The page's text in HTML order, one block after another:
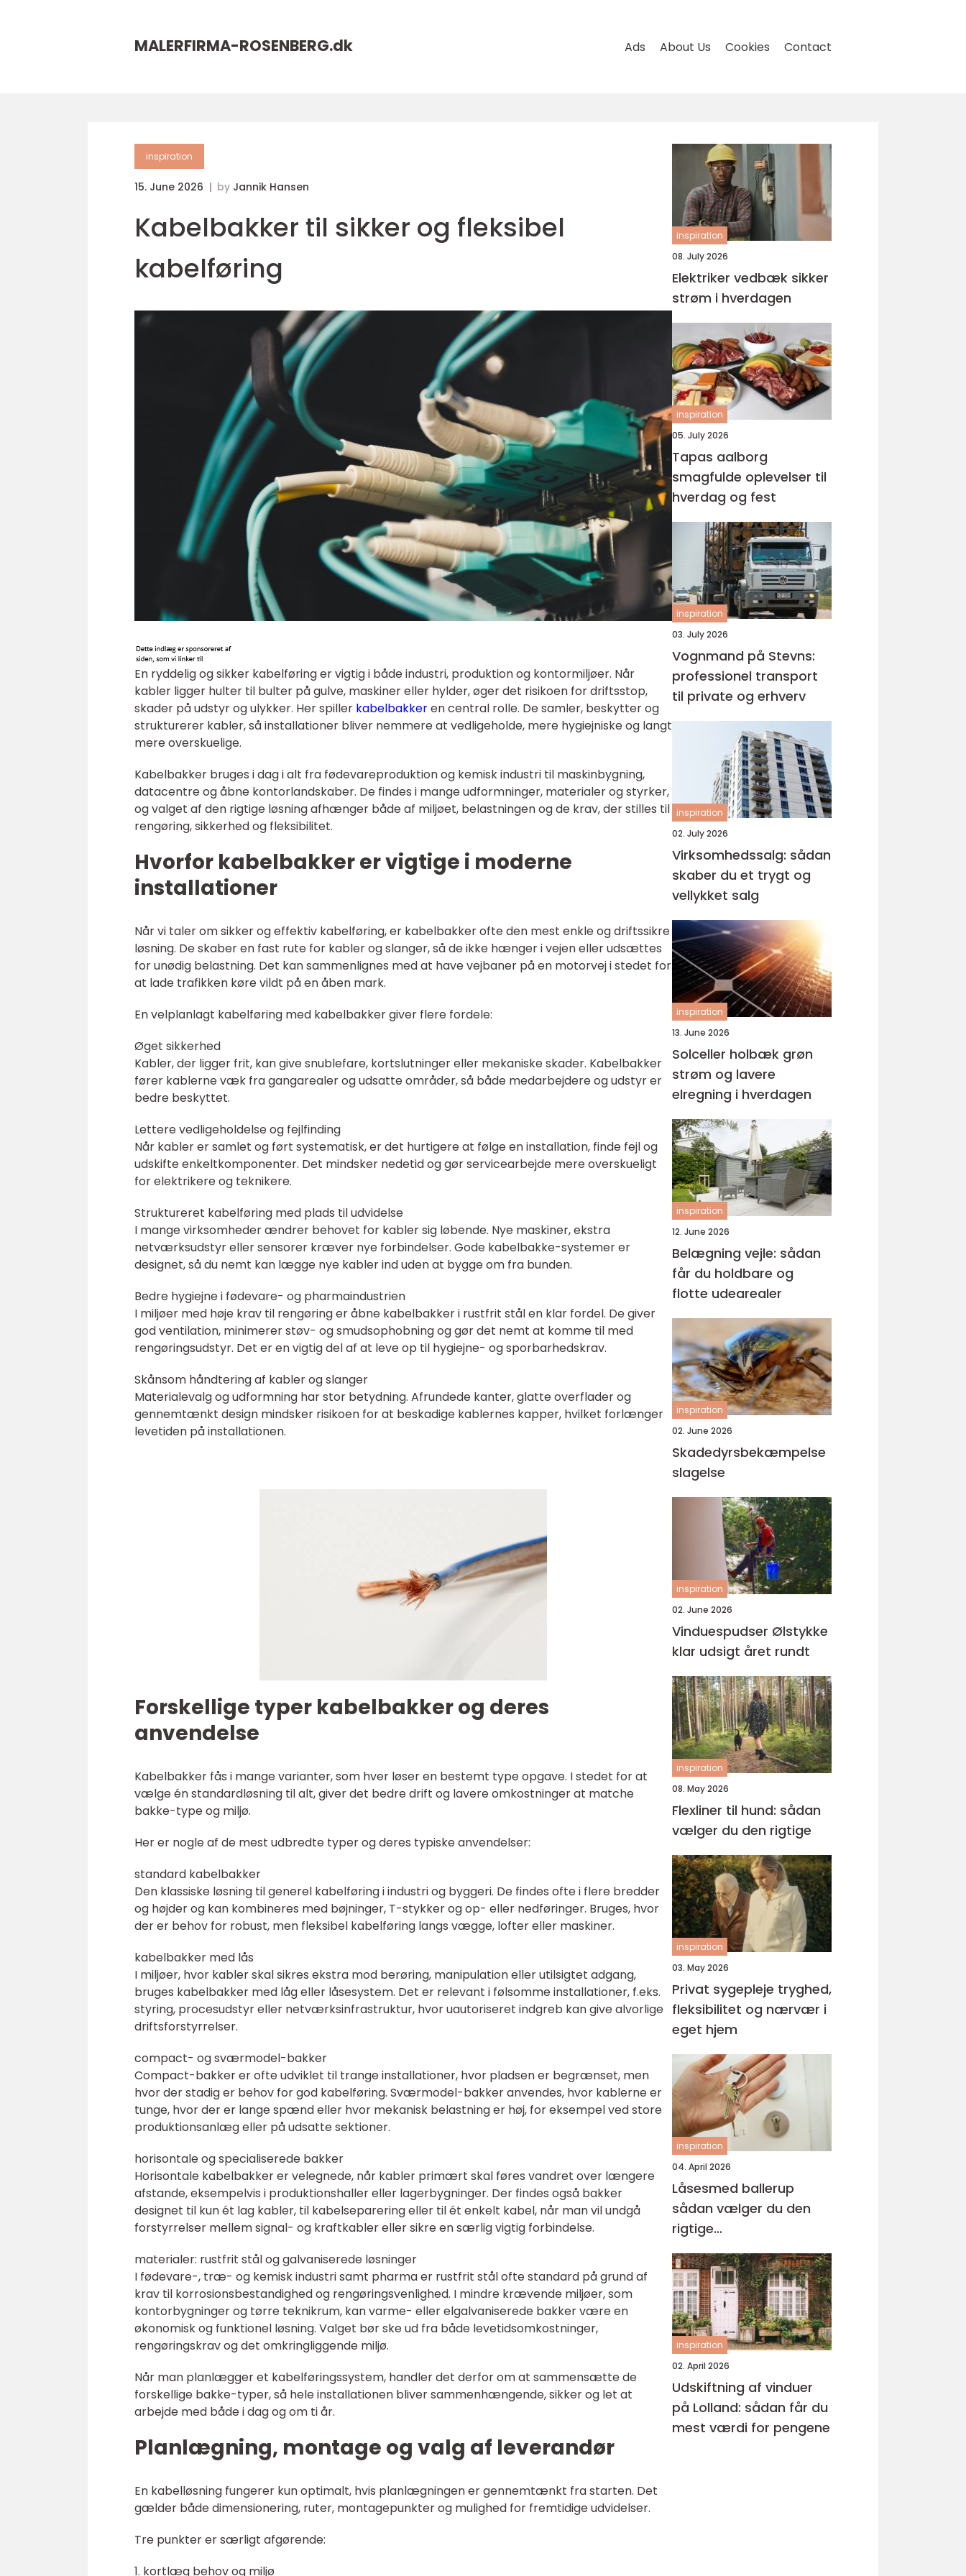
MALERFIRMA-ROSENBERG.dk Ads About Us Cookies Contact
inspiration
15. June 2026 by Jannik Hansen
Kabelbakker til sikker og fleksibel
kabelføring
En ryddelig og sikker kabelføring er vigtig i både industri, produktion og kontormiljøer. Når
kabler ligger hulter til bulter på gulve, maskiner eller hylder, øger det risikoen for driftsstop,
skader på udstyr og ulykker. Her spiller kabelbakkeren central rolle. De samler, beskytter og
strukturerer kabler, så installationer bliver nemmere at vedligeholde, mere hygiejniske og langt
mere overskuelige.
Kabelbakker bruges i dag i alt fra fødevareproduktion og kemisk industri til maskinbygning,
datacentre og åbne kontorlandskaber. De findes i mange udformninger, materialer og styrker,
og valget af den rigtige løsning afhænger både af miljøet, belastningen og de krav, der stilles til
rengøring, sikkerhed og fleksibilitet.
Hvorfor kabelbakker er vigtige i moderne
installationer
Når vi taler om sikker og effektiv kabelføring, er kabelbakker ofte den mest enkle og driftssikre
løsning. De skaber en fast rute for kabler og slanger, så de ikke hænger i vejen eller udsættes
for unødig belastning. Det kan sammenlignes med at have vejbaner på en motorvej i stedet for
at lade trafikken køre vildt på en åben mark.
En velplanlagt kabelføring med kabelbakker giver flere fordele:
Øget sikkerhed
Kabler, der ligger frit, kan give snublefare, kortslutninger eller mekaniske skader. Kabelbakker
fører kablerne væk fra gangarealer og udsatte områder, så både medarbejdere og udstyr er
bedre beskyttet.
Lettere vedligeholdelse og fejlfinding
Når kabler er samlet og ført systematisk, er det hurtigere at følge en installation, finde fejl og
udskifte enkeltkomponenter. Det mindsker nedetid og gør servicearbejde mere overskueligt
for elektrikere og teknikere.
Struktureret kabelføring med plads til udvidelse
I mange virksomheder ændrer behovet for kabler sig løbende. Nye maskiner, ekstra
netværksudstyr eller sensorer kræver nye forbindelser. Gode kabelbakke-systemer er
designet, så du nemt kan lægge nye kabler ind uden at bygge om fra bunden.
Bedre hygiejne i fødevare- og pharmaindustrien
I miljøer med høje krav til rengøring er åbne kabelbakker i rustfrit stål en klar fordel. De giver
god ventilation, minimerer støv- og smudsophobning og gør det nemt at komme til med
rengøringsudstyr. Det er en vigtig del af at leve op til hygiejne- og sporbarhedskrav.
Skånsom håndtering af kabler og slanger
Materialevalg og udformning har stor betydning. Afrundede kanter, glatte overflader og
gennemtænkt design mindsker risikoen for at beskadige kablernes kapper, hvilket forlænger
levetiden på installationen.
Forskellige typer kabelbakker og deres
anvendelse
Kabelbakker fås i mange varianter, som hver løser en bestemt type opgave. I stedet for at
vælge én standardløsning til alt, giver det bedre drift og lavere omkostninger at matche
bakke-type og miljø.
Her er nogle af de mest udbredte typer og deres typiske anvendelser:
standard kabelbakker
Den klassiske løsning til generel kabelføring i industri og byggeri. De findes ofte i flere bredder
og højder og kan kombineres med bøjninger, T-stykker og op- eller nedføringer. Bruges, hvor
der er behov for robust, men fleksibel kabelføring langs vægge, lofter eller maskiner.
kabelbakker med lås
I miljøer, hvor kabler skal sikres ekstra mod berøring, manipulation eller utilsigtet adgang,
bruges kabelbakker med låg eller låsesystem. Det er relevant i følsomme installationer, f.eks.
styring, procesudstyr eller netværksinfrastruktur, hvor uautoriseret indgreb kan give alvorlige
driftsforstyrrelser.
compact- og sværmodel-bakker
Compact-bakker er ofte udviklet til trange installationer, hvor pladsen er begrænset, men
hvor der stadig er behov for god kabelføring. Sværmodel-bakker anvendes, hvor kablerne er
tunge, hvor der er lange spænd eller hvor mekanisk belastning er høj, for eksempel ved store
produktionsanlæg eller på udsatte sektioner.
horisontale og specialiserede bakker
Horisontale kabelbakker er velegnede, når kabler primært skal føres vandret over længere
afstande, eksempelvis i produktionshaller eller lagerbygninger. Der findes også bakker
designet til kun ét lag kabler, til kabelseparering eller til ét enkelt kabel, når man vil undgå
forstyrrelser mellem signal- og kraftkabler eller sikre en særlig vigtig forbindelse.
materialer: rustfrit stål og galvaniserede løsninger
I fødevare-, træ- og kemisk industri samt pharma er rustfrit stål ofte standard på grund af
krav til korrosionsbestandighed og rengøringsvenlighed. I mindre krævende miljøer, som
kontorbygninger og tørre teknikrum, kan varme- eller elgalvaniserede bakker være en
økonomisk og funktionel løsning. Valget bør ske ud fra både levetidsomkostninger,
rengøringskrav og det omkringliggende miljø.
Når man planlægger et kabelføringssystem, handler det derfor om at sammensætte de
forskellige bakke-typer, så hele installationen bliver sammenhængende, sikker og let at
arbejde med både i dag og om ti år.
Planlægning, montage og valg af leverandør
En kabelløsning fungerer kun optimalt, hvis planlægningen er gennemtænkt fra starten. Det
gælder både dimensionering, ruter, montagepunkter og mulighed for fremtidige udvidelser.
Tre punkter er særligt afgørende:
1. kortlæg behov og miljø
inspiration
08. July 2026
Elektriker vedbæk sikker
strøm i hverdagen
inspiration
05. July 2026
Tapas aalborg
smagfulde oplevelser til
hverdag og fest
inspiration
03. July 2026
Vognmand på Stevns:
professionel transport
til private og erhverv
inspiration
02. July 2026
Virksomhedssalg: sådan
skaber du et trygt og
vellykket salg
inspiration
13. June 2026
Solceller holbæk grøn
strøm og lavere
elregning i hverdagen
inspiration
12. June 2026
Belægning vejle: sådan
får du holdbare og
flotte udearealer
inspiration
02. June 2026
Skadedyrsbekæmpelse
slagelse
inspiration
02. June 2026
Vinduespudser Ølstykke
klar udsigt året rundt
inspiration
08. May 2026
Flexliner til hund: sådan
vælger du den rigtige
inspiration
03. May 2026
Privat sygepleje tryghed,
fleksibilitet og nærvær i
eget hjem
inspiration
04. April 2026
Låsesmed ballerup
sådan vælger du den
rigtige
samarbejdspartner
inspiration
02. April 2026
Udskiftning af vinduer
på Lolland: sådan får du
mest værdi for pengene